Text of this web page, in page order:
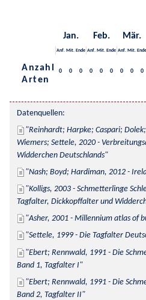
Jan. Feb. Mär.
Anf. Mit. Ende Anf. Mit. Ende Anf. Mit. Ende
Anzahl
Arten
0 0 0 0 0 0 0 0 0
Datenquellen:
Reinhardt; Harpke; Caspari;
Wiemers; Settele, 2020 -
Widderchen Deutschlands
Nash; Boyd; Hardiman, 2012 -
Kolligs, 2003 - Schmetterlinge
Tagfalter, Dickkopffalter und
Asher, 2001 - Millennium atlas of
Settele, 1999 - Die Tagfalter
Ebert; Rennwald, 1991 - Die
Band 1, Tagfalter I
Ebert; Rennwald, 1991 - Die
Band 2, Tagfalter II